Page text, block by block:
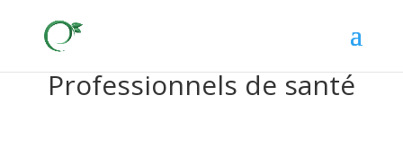
Professionnels de santé